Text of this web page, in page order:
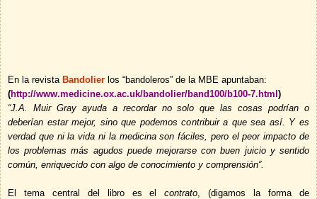
En la revista Bandolier los “bandoleros” de la MBE apuntaban:
(http://www.medicine.ox.ac.uk/bandolier/band100/b100-7.html )
“J.A. Muir Gray ayuda a recordar no solo que las cosas podrían o
deberían estar mejor, sino que podemos contribuir a que sea así. Y es
verdad que ni la vida ni la medicina son fáciles, pero el peor impacto de
los problemas más agudos puede mejorarse con buen juicio y sentido
común, enriquecido con algo de conocimiento y comprensión”.
El tema central del libro es elcontrato , (digamos la forma de